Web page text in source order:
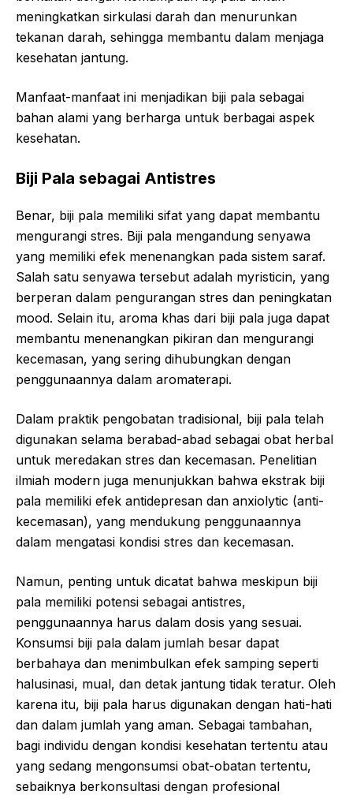
meningkatkan sirkulasi darah dan menurunkan
tekanan darah, sehingga membantu dalam menjaga
kesehatan jantung.
Manfaat-manfaat ini menjadikan biji pala sebagai
bahan alami yang berharga untuk berbagai aspek
kesehatan.
Biji Pala sebagai Antistres
Benar, biji pala memiliki sifat yang dapat membantu
mengurangi stres. Biji pala mengandung senyawa
yang memiliki efek menenangkan pada sistem saraf.
Salah satu senyawa tersebut adalah myristicin, yang
berperan dalam pengurangan stres dan peningkatan
mood. Selain itu, aroma khas dari biji pala juga dapat
membantu menenangkan pikiran dan mengurangi
kecemasan, yang sering dihubungkan dengan
penggunaannya dalam aromaterapi.
Dalam praktik pengobatan tradisional, biji pala telah
digunakan selama berabad-abad sebagai obat herbal
untuk meredakan stres dan kecemasan. Penelitian
ilmiah modern juga menunjukkan bahwa ekstrak biji
pala memiliki efek antidepresan dan anxiolytic (anti-
kecemasan), yang mendukung penggunaannya
dalam mengatasi kondisi stres dan kecemasan.
Namun, penting untuk dicatat bahwa meskipun biji
pala memiliki potensi sebagai antistres,
penggunaannya harus dalam dosis yang sesuai.
Konsumsi biji pala dalam jumlah besar dapat
berbahaya dan menimbulkan efek samping seperti
halusinasi, mual, dan detak jantung tidak teratur. Oleh
karena itu, biji pala harus digunakan dengan hati-hati
dan dalam jumlah yang aman. Sebagai tambahan,
bagi individu dengan kondisi kesehatan tertentu atau
yang sedang mengonsumsi obat-obatan tertentu,
sebaiknya berkonsultasi dengan profesional